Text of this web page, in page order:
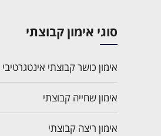
סוגי אימון קבוצתי
אימון כושר קבוצתי אינטגרטיבי
אימון שחייה קבוצתי
אימון ריצה קבוצתי